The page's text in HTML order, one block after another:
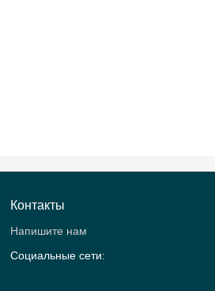
Контакты
Напишите нам
Социальные сети: